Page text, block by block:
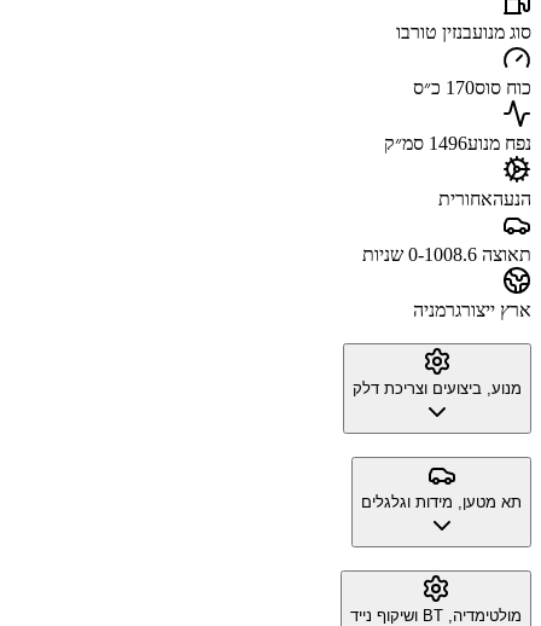
סוג מנועבנזין טורבו
כוח סוס170 כ״ס
נפח מנוע1496 סמ״ק
הנעהאחורית
תאוצה 0-100 8.6 שניות
ארץ ייצורגרמניה
מנוע, ביצועים וצריכת דלק
תא מטען, מידות וגלגלים
מולטימדיה, BT ושיקוף נייד